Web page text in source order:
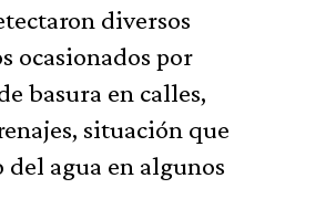
diversos
ocasionados por
basura en calles,
situación que
agua en algunos